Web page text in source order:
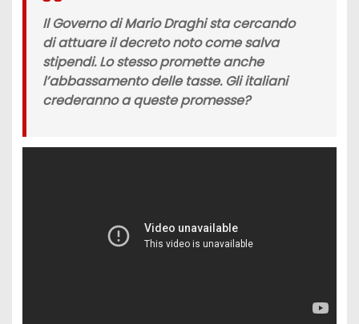
IlGoverno di Mario Draghista cercando
di attuare il decreto noto comesalva
stipendi. Lo stesso promette anche
l’abbassamento delle tasse. Gli italiani
crederanno a queste promesse?